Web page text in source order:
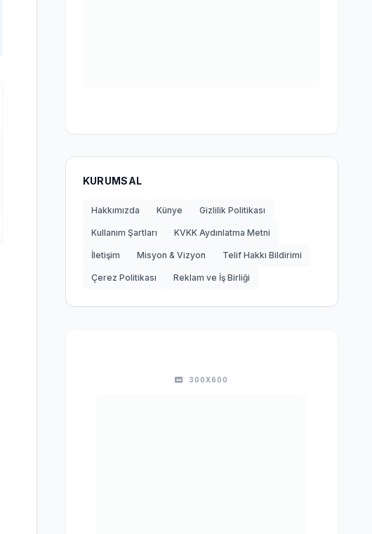
KURUMSAL
Hakkımızda Künye Gizlilik Politikası
Kullanım Şartları KVKK Aydınlatma Metni
İletişim Misyon & Vizyon Telif Hakkı Bildirimi
Çerez Politikası Reklam ve İş Birliği
300X600